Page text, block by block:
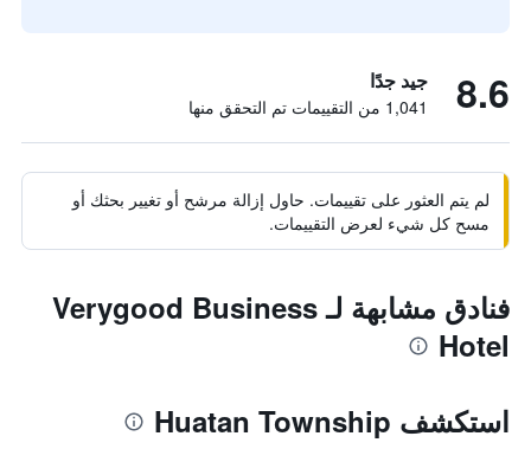
8.6 جيد جدًا
1,041 من التقييمات تم التحقق منها
لم يتم العثور على تقييمات. حاول إزالة مرشح أو تغيير بحثك أو
مسح كل شيء لعرض التقييمات.
فنادق مشابهة لـ Verygood Business
Hotel
استكشف Huatan Township